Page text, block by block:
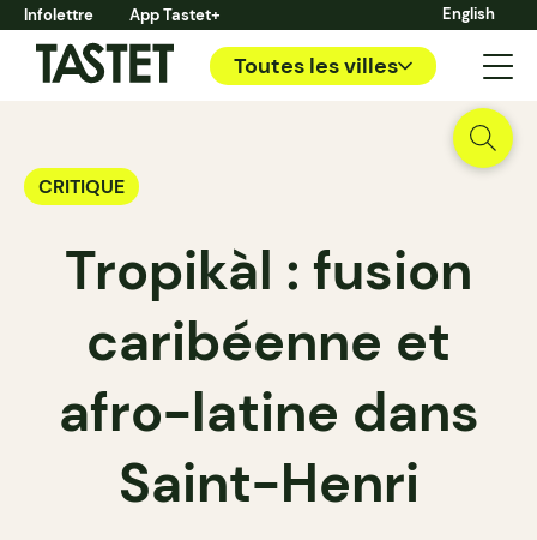
Infolettre App Tastet+ English
Toutes les villes
CRITIQUE
Tropikàl : fusion
caribéenne et
afro-latine dans
Saint-Henri